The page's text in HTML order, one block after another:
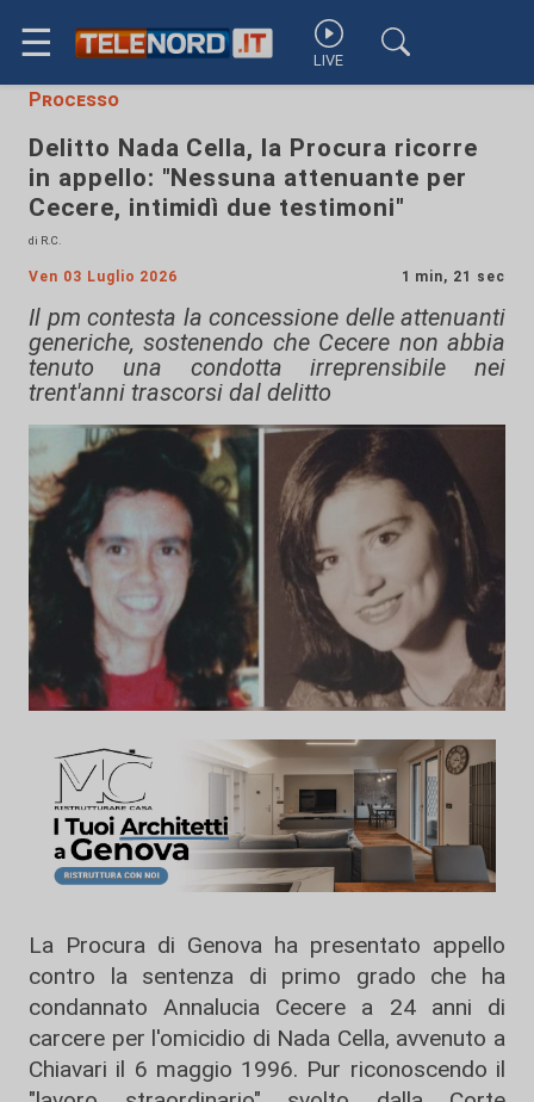
☰ LIVE
Processo
Delitto Nada Cella, la Procura ricorre
in appello: "Nessuna attenuante per
Cecere, intimidì due testimoni"
di R.C.
Ven 03 Luglio 2026 1 min, 21 sec
Il pm contesta la concessione delle attenuanti
generiche, sostenendo che Cecere non abbia
tenuto una condotta irreprensibile nei
trent'anni trascorsi dal delitto
La Procura di Genova ha presentato appello
contro la sentenza di primo grado che ha
condannato Annalucia Cecere a 24 anni di
carcere per l'omicidio di Nada Cella, avvenuto a
Chiavari il 6 maggio 1996. Pur riconoscendo il